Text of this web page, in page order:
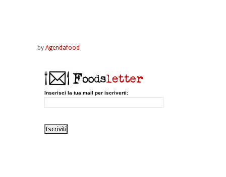
by Agendafood
Inserisci la tua mail per iscriverti: